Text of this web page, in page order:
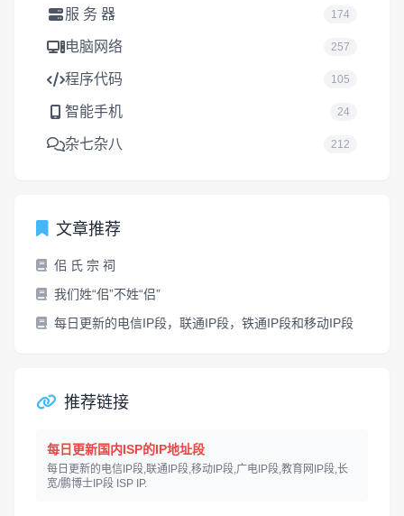
服 务 器 174
电脑网络 257
程序代码 105
智能手机 24
杂七杂八 212
文章推荐
佀 氏 宗 祠
我们姓“佀”不姓“侣”
每日更新的电信IP段，联通IP段，铁通IP段和移动IP段
推荐链接
每日更新国内ISP的IP地址段
每日更新的电信IP段,联通IP段,移动IP段,广电IP段,教育网IP段,长
宽/鹏博士IP段 ISP IP.